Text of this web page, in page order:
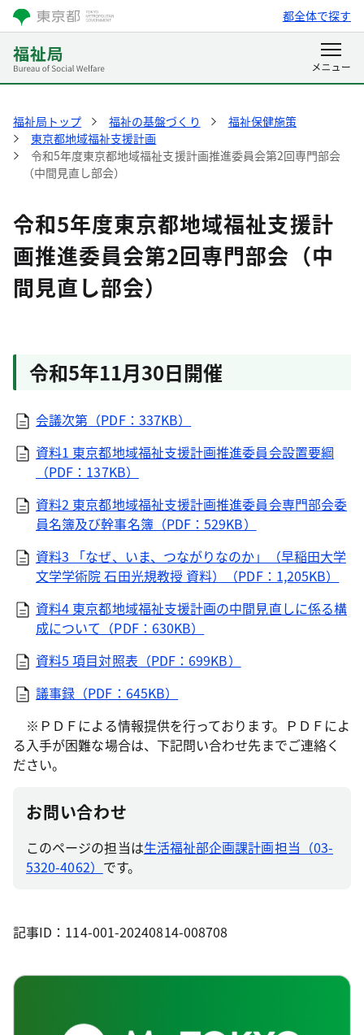
都全体で探す
福祉局トップ 福祉の基盤づくり
福祉保健施策
東京都地域福祉支援計画
令和5年度東京都地域福祉支援計画推進委員会第2回専門部会
（中間見直し部会）
令和5年度東京都地域福祉支援計
画推進委員会第2回専門部会（中
間見直し部会）
令和5年11月30日開催
会議次第（PDF：337KB）
資料1 東京都地域福祉支援計画推進委員会設置要綱
（PDF：137KB）
資料2 東京都地域福祉支援計画推進委員会専門部会委
員名簿及び幹事名簿（PDF：529KB）
資料3 「なぜ、いま、つながりなのか」（早稲田大学
文学学術院 石田光規教授 資料）（PDF：1,205KB）
資料4 東京都地域福祉支援計画の中間見直しに係る構
成について（PDF：630KB）
資料5 項目対照表（PDF：699KB）
議事録（PDF：645KB）
※ＰＤＦによる情報提供を行っております。ＰＤＦによ
る入手が困難な場合は、下記問い合わせ先までご連絡く
ださい。
お問い合わせ
このページの担当は生活福祉部企画課計画担当（03-
5320-4062） です。
記事ID：114-001-20240814-008708